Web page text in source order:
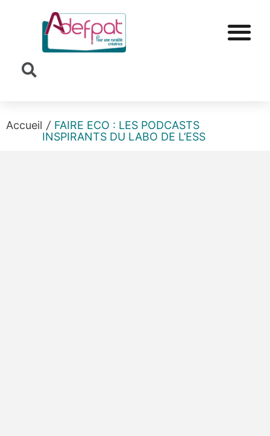
Accueil / FAIRE ECO : LES PODCASTS
INSPIRANTS DU LABO DE L’ESS